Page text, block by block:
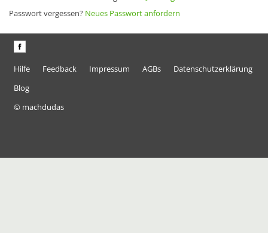
Passwort vergessen? Neues Passwort anfordern
Hilfe Feedback Impressum AGBs
Datenschutzerklärung
Blog
© machdudas